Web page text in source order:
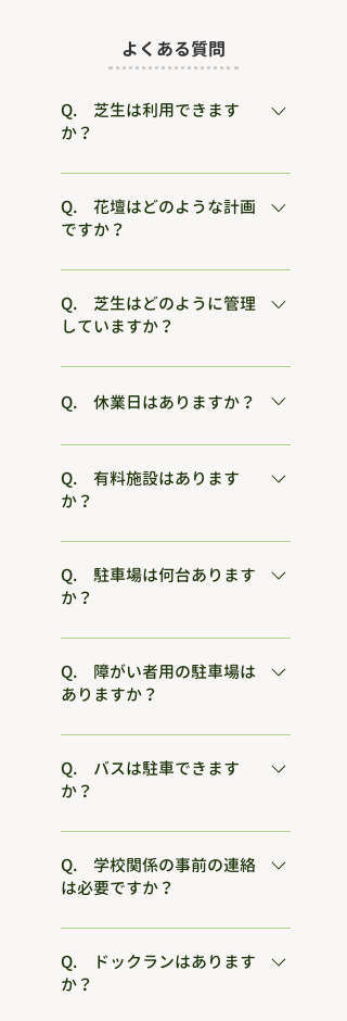
​よくある質問
Q. 芝生は利用できます
か？
管理事務所南側にある芝生広場は、
憩いの場所として利用していただく
場所です。 野球などの球技、ペット
Q. 花壇はどのような計画
ですか？
年間を通じて多くの花を楽しんでい
ただくために春・秋の2回花苗を植
えています。 また、チューリップな
Q. 芝生はどのように管理
していますか？
芝生広場は、春から秋にかけて定期
的に刈り込みを行うとともに、雑草
維持しています。また、秋には冬用
の種をまいており、1年を通して緑
の芝生を楽しむことができます。
Q. 休業日はありますか？
公園は無休です。 ただし、フードコ
ーナーは1 ~ 2、7 ~ 8月の毎週木曜
日、12月30日 ~ 1月3日が休業です。
Q. 有料施設はあります
か？
駐車場を含めて、すべて無料です。
Q. 駐車場は何台あります
か？
２５６台（多目的広場を含む）あり
ます。 駐車場は、保安のため夜８時
から朝６時まで施錠をします。
Q. 障がい者用の駐車場は
ありますか？
管理事務所前に、３台あります。 そ
のほかに思いやり駐車場として3台
あります。
Q. バスは駐車できます
か？
マイクロバスや大型バスは、多目的
広場に駐車をお願いしていますの
で、事前の連絡をお願いします。
Q. 学校関係の事前の連絡
は必要ですか？
学校や幼稚園等で使用する場合は、
ホームページの「長良公園使用届」
をダウンロードしていただき、事前
Q. ドックランはあります
か？